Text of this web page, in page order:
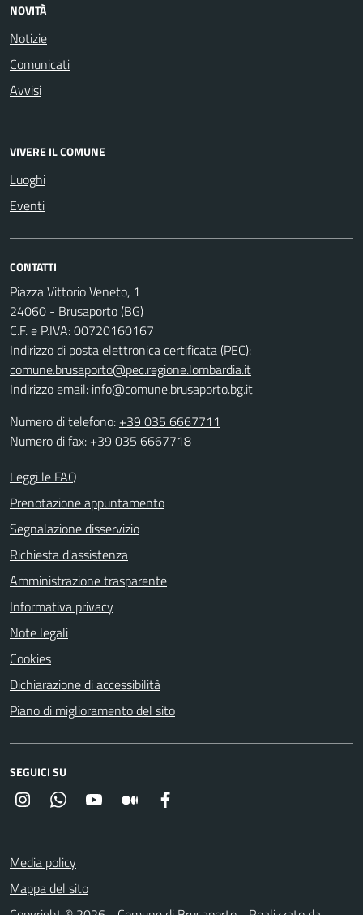
NOVITÀ
Notizie
Comunicati
Avvisi
VIVERE IL COMUNE
Luoghi
Eventi
CONTATTI
Piazza Vittorio Veneto, 1
24060 - Brusaporto (BG)
C.F. e P.IVA: 00720160167
Indirizzo di posta elettronica certificata (PEC):
comune.brusaporto@pec.regione.lombardia.it
Indirizzo email: info@comune.brusaporto.bg.it
Numero di telefono: +39 035 6667711
Numero di fax: +39 035 6667718
Leggi le FAQ
Prenotazione appuntamento
Segnalazione disservizio
Richiesta d'assistenza
Amministrazione trasparente
Informativa privacy
Note legali
Cookies
Dichiarazione di accessibilità
Piano di miglioramento del sito
SEGUICI SU
InstagramWhatsappYouTube Medium
Media policy
Mappa del sito